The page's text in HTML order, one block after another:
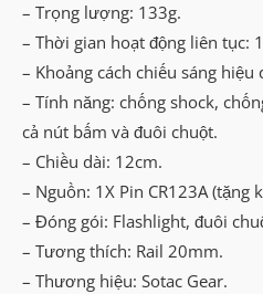
– Trọng lượng: 133g.
– Thời gian hoạt động liên tục:
– Khoảng cách chiếu sáng hiệu
– Tính năng: chống shock,
cả nút bấm và đuôi chuột.
– Chiều dài: 12cm.
– Nguồn: 1X Pin CR123A (tặng
– Đóng gói: Flashlight, đuôi
– Tương thích: Rail 20mm.
– Thương hiệu: Sotac Gear.